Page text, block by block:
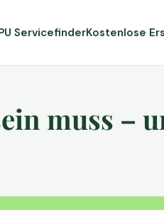
ServicefinderKostenlose
muss –